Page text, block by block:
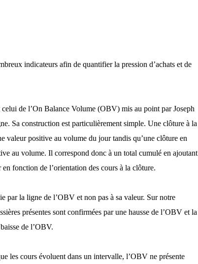
indicateurs afin de quantifier la pression d’achats et de
de l’On Balance Volume (OBV) mis au point par Joseph
Sa construction est particulièrement simple. Une clôture à la
valeur positive au volume du jour tandis qu’une clôture en
au volume. Il correspond donc à un total cumulé en ajoutant
fonction de l’orientation des cours à la clôture.
par la ligne de l’OBV et non pas à sa valeur. Sur notre
présentes sont confirmées par une hausse de l’OBV et la
de l’OBV.
les cours évoluent dans un intervalle, l’OBV ne présente